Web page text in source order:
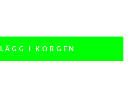
LÄGG I KORGEN